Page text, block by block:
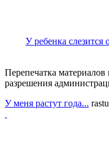
У ребенка слезится
Перепечатка
разрешения
У меня растут года...